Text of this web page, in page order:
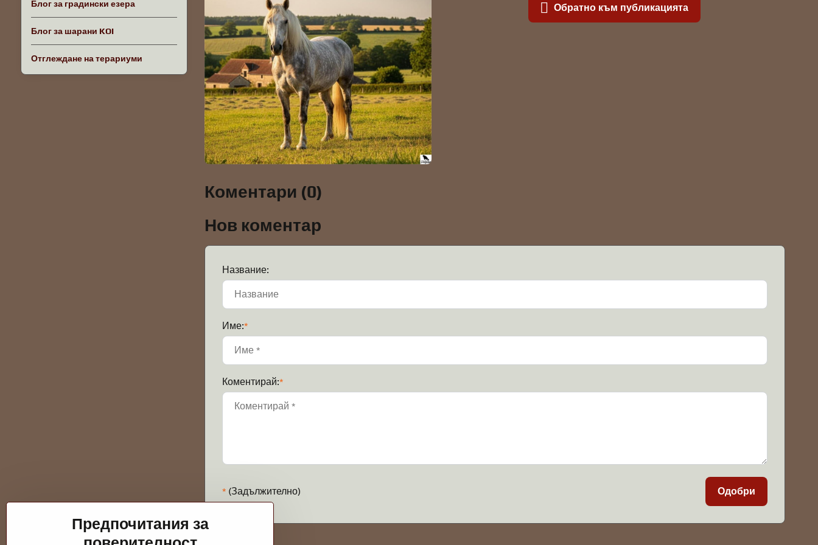
Обратно към публикацията
Коментари (0)
Нов коментар
Название:
Име:*
Коментирай:*
* (Задължително) Одобри
Блог за градински езера
Блог за шарани KOI
Отглеждане на терариуми
Предпочитания за